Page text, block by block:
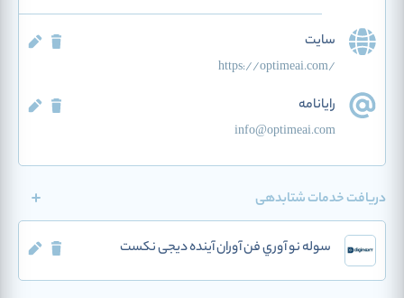
سایت
https://optimeai.com/
رایانامه
info@optimeai.com
دریافت خدمات شتابدهی
سوله نو آوري فن آوران آينده دیجی نکست